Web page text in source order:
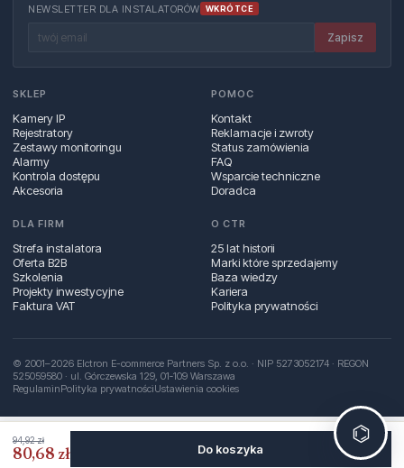
94,92 zł
80,68 zł Do koszyka
NEWSLETTER DLA INSTALATORÓW WKRÓTCE
Zapisz
SKLEP
Kamery IP
Rejestratory
Zestawy monitoringu
Alarmy
Kontrola dostępu
Akcesoria
POMOC
Kontakt
Reklamacje i zwroty
Status zamówienia
FAQ
Wsparcie techniczne
Doradca
DLA FIRM
Strefa instalatora
Oferta B2B
Szkolenia
Projekty inwestycyjne
Faktura VAT
O CTR
25 lat historii
Marki które sprzedajemy
Baza wiedzy
Kariera
Polityka prywatności
© 2001–2026 Elctron E-commerce Partners Sp. z o.o. · NIP 5273052174 · REGON
525059580 · ul. Górczewska 129, 01‑109 Warszawa
RegulaminPolityka prywatnościUstawienia cookies
⌬